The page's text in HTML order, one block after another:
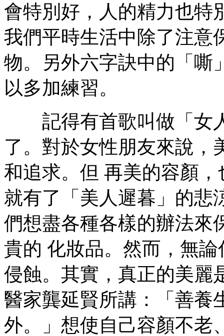
會特別好，人的精力也特
我們平時生活中除了注意
物。另外六字訣中的「嘶
以多加練習。
記得有首歌叫做「女
了。對於女性朋友來說，
和追求。但 再美的容顏
就有了「美人遲暮」的悲
們想盡各種各樣的辦法來
貴的 化妝品。然而，無
侵蝕。其實，真正的美麗
醫家龔延賢所講：「善養
外。」想使自己容顏不老